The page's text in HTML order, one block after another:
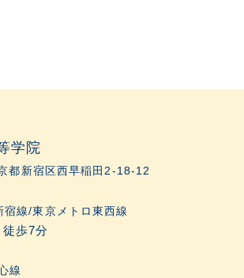
学院
新宿区西早稲田2-18-12
線/東京メトロ東西線
歩7分
線